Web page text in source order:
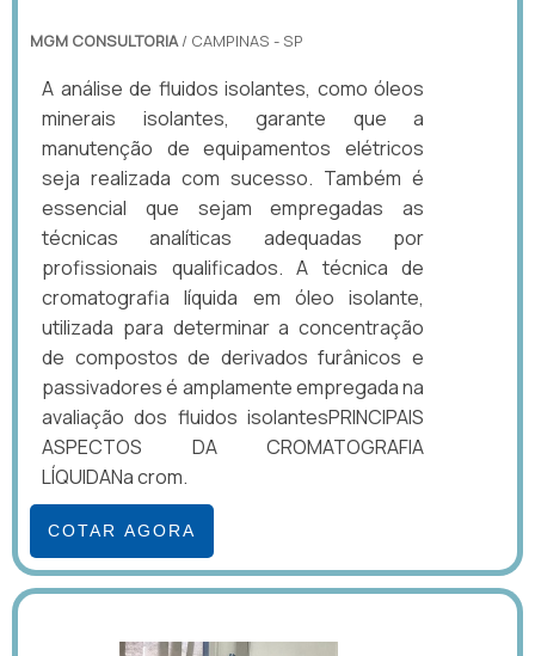
MGM CONSULTORIA/ CAMPINAS - SP
A análise de fluidos isolantes, como óleos
minerais isolantes, garante que a
manutenção de equipamentos elétricos
seja realizada com sucesso. Também é
essencial que sejam empregadas as
técnicas analíticas adequadas por
profissionais qualificados. A técnica de
cromatografia líquida em óleo isolante,
utilizada para determinar a concentração
de compostos de derivados furânicos e
passivadores é amplamente empregada na
avaliação dos fluidos isolantesPRINCIPAIS
ASPECTOS DA CROMATOGRAFIA
LÍQUIDANa crom.
COTAR AGORA